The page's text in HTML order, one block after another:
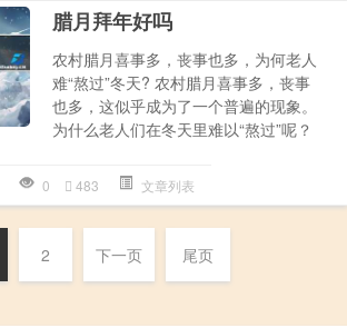
腊月拜年好吗
农村腊月喜事多，丧事也多，为何老人
难“熬过”冬天? 农村腊月喜事多，丧事
也多，这似乎成为了一个普遍的现象。
为什么老人们在冬天里难以“熬过”呢？
0 483 文章列表
2 下一页 尾页